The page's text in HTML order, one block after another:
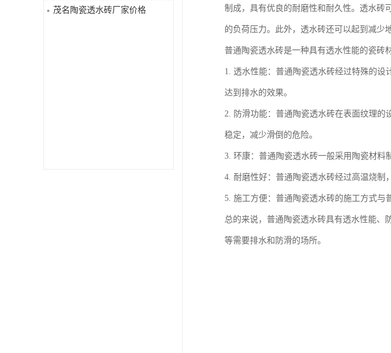
茂名陶瓷透水砖厂家价格 制成，具有优良的耐磨性和耐久性。透水砖
的负荷压力。此外，透水砖还可以起到减少
普通陶瓷透水砖是一种具有透水性能的瓷砖
1. 透水性能：普通陶瓷透水砖经过特殊的设
达到排水的效果。
2. 防滑功能：普通陶瓷透水砖在表面纹理的
稳定，减少滑倒的危险。
3. 环康：普通陶瓷透水砖一般采用陶瓷材料
4. 耐磨性好：普通陶瓷透水砖经过高温烧制
5. 施工方便：普通陶瓷透水砖的施工方式与
总的来说，普通陶瓷透水砖具有透水性能、
等需要排水和防滑的场所。